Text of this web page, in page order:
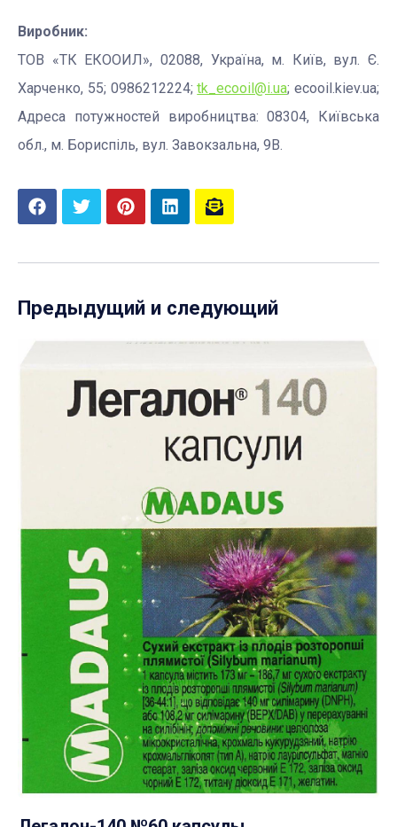
Виробник:
ТОВ «ТК ЕКООИЛ», 02088, Україна, м. Київ, вул. Є.
Харченко, 55; 0986212224;tk_ecooil@i.ua; ecooil.kiev.ua;
Адреса потужностей виробництва: 08304, Київська
обл., м. Бориспіль, вул. Завокзальна, 9В.
Предыдущий и следующий